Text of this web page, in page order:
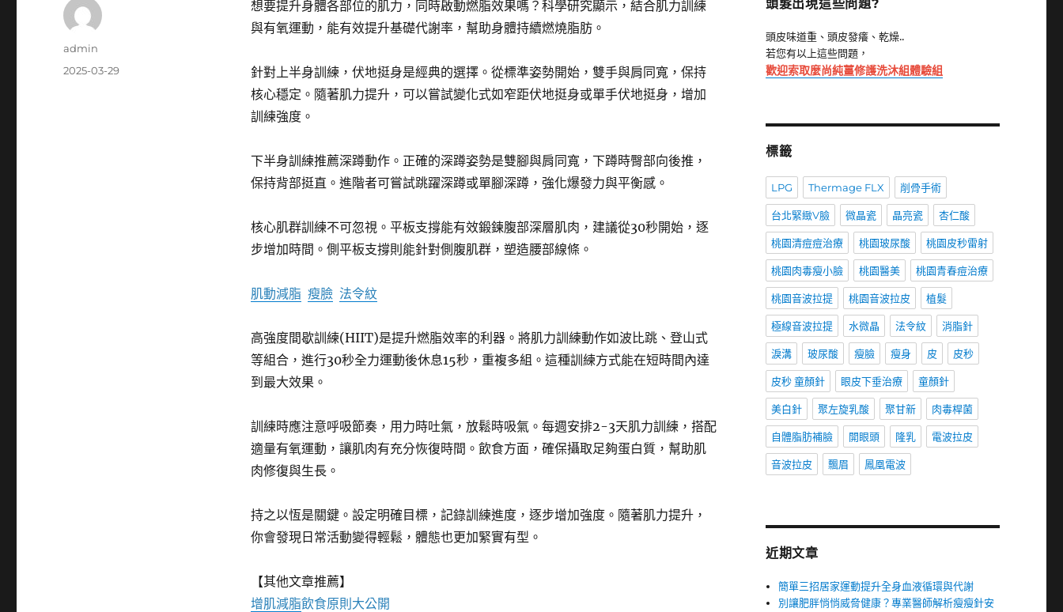
想要提升身體各部位的肌力，同時啟動燃脂效果嗎？科學研究顯示，結合肌力訓練
與有氧運動，能有效提升基礎代謝率，幫助身體持續燃燒脂肪。
針對上半身訓練，伏地挺身是經典的選擇。從標準姿勢開始，雙手與肩同寬，保持
核心穩定。隨著肌力提升，可以嘗試變化式如窄距伏地挺身或單手伏地挺身，增加
訓練強度。
下半身訓練推薦深蹲動作。正確的深蹲姿勢是雙腳與肩同寬，下蹲時臀部向後推，
保持背部挺直。進階者可嘗試跳躍深蹲或單腳深蹲，強化爆發力與平衡感。
核心肌群訓練不可忽視。平板支撐能有效鍛鍊腹部深層肌肉，建議從30秒開始，逐
步增加時間。側平板支撐則能針對側腹肌群，塑造腰部線條。
肌動減脂 瘦臉 法令紋
高強度間歇訓練(HIIT)是提升燃脂效率的利器。將肌力訓練動作如波比跳、登山式
等組合，進行30秒全力運動後休息15秒，重複多組。這種訓練方式能在短時間內達
到最大效果。
訓練時應注意呼吸節奏，用力時吐氣，放鬆時吸氣。每週安排2-3天肌力訓練，搭配
適量有氧運動，讓肌肉有充分恢復時間。飲食方面，確保攝取足夠蛋白質，幫助肌
肉修復與生長。
持之以恆是關鍵。設定明確目標，記錄訓練進度，逐步增加強度。隨著肌力提升，
你會發現日常活動變得輕鬆，體態也更加緊實有型。
【其他文章推薦】
增肌減脂飲食原則大公開
作
admin
發
2025-03-29
頭髮出現這些問題?
頭皮味道重、頭皮發癢、乾燥..
若您有以上這些問題，
歡迎索取麼尚純薑修護洗沐組體驗組
標籤
LPG Thermage FLX 削骨手術
台北緊緻V臉 微晶瓷 晶亮瓷 杏仁酸
桃園清痘痘治療 桃園玻尿酸 桃園皮秒雷射
桃園肉毒瘦小臉 桃園醫美 桃園青春痘治療
桃園音波拉提 桃園音波拉皮 植髮
極線音波拉提 水微晶 法令紋 消脂針
淚溝 玻尿酸 瘦臉 瘦身 皮 皮秒
皮秒 童顏針 眼皮下垂治療 童顏針
美白針 聚左旋乳酸 聚甘新 肉毒桿菌
自體脂肪補臉 開眼頭 隆乳 電波拉皮
音波拉皮 飄眉 鳳凰電波
近期文章
簡單三招居家運動提升全身血液循環與代謝
別讓肥胖悄悄威脅健康？專業醫師解析瘦瘦針安